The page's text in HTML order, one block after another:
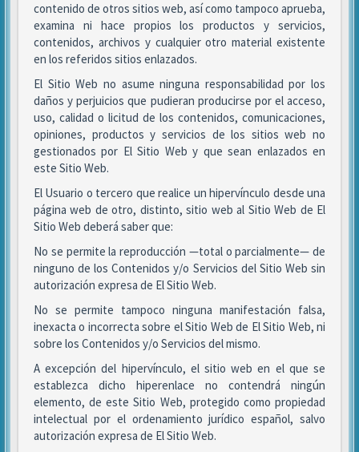
contenido de otros sitios web, así como tampoco aprueba,
examina ni hace propios los productos y servicios,
contenidos, archivos y cualquier otro material existente
en los referidos sitios enlazados.
El Sitio Web no asume ninguna responsabilidad por los
daños y perjuicios que pudieran producirse por el acceso,
uso, calidad o licitud de los contenidos, comunicaciones,
opiniones, productos y servicios de los sitios web no
gestionados por El Sitio Web y que sean enlazados en
este Sitio Web.
El Usuario o tercero que realice un hipervínculo desde una
página web de otro, distinto, sitio web al Sitio Web de El
Sitio Web deberá saber que:
No se permite la reproducción —total o parcialmente— de
ninguno de los Contenidos y/o Servicios del Sitio Web sin
autorización expresa de El Sitio Web.
No se permite tampoco ninguna manifestación falsa,
inexacta o incorrecta sobre el Sitio Web de El Sitio Web, ni
sobre los Contenidos y/o Servicios del mismo.
A excepción del hipervínculo, el sitio web en el que se
establezca dicho hiperenlace no contendrá ningún
elemento, de este Sitio Web, protegido como propiedad
intelectual por el ordenamiento jurídico español, salvo
autorización expresa de El Sitio Web.